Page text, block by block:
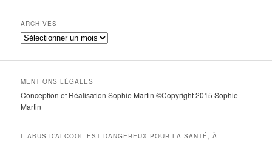
ARCHIVES
A
c
i
v
e
MENTIONS LÉGALES
Conception et Réalisation Sophie Martin ©Copyright 2015 Sophie
Martin
L ABUS D’ALCOOL EST DANGEREUX POUR LA SANTÉ, À